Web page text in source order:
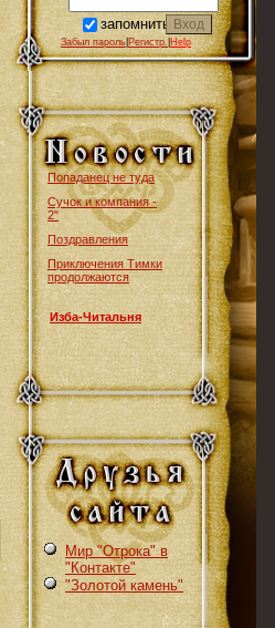
запомнить
Забыл пароль Регистр. Help
Попаданец не туда
Сучок и компания -
2"
Поздравления
Приключения Тимки
продолжаются
Изба-Читальня
Мир "Отрока" в
"Контакте"
"Золотой камень"